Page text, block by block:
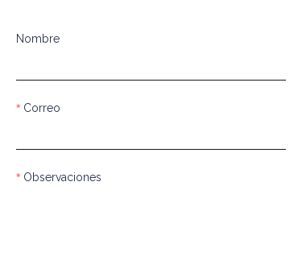
Nombre
Correo
Observaciones